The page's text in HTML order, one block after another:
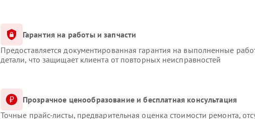
Гарантия на работы и запчасти
Предоставляется документированная гарантия на выполненные
детали, что защищает клиента от повторных неисправностей
Прозрачное ценообразование и бесплатная консультация
Точные прайс-листы, предварительная оценка стоимости ремонта,